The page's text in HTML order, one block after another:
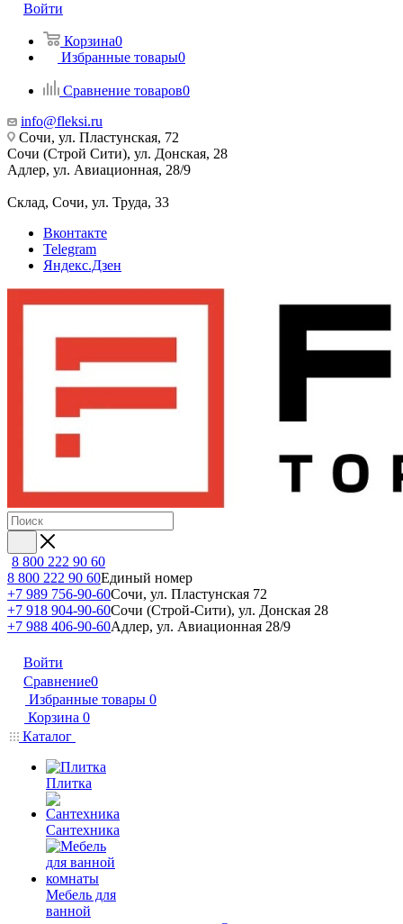
Войти
Корзина0
Избранные товары0
Сравнение товаров0
info@fleksi.ru
Сочи, ул. Пластунская, 72
Сочи (Строй Сити), ул. Донская, 28
Адлер, ул. Авиационная, 28/9
Склад, Сочи, ул. Труда, 33
Вконтакте
Telegram
Яндекс.Дзен
8 800 222 90 60
8 800 222 90 60Единый номер
+7 989 756-90-60Сочи, ул. Пластунская 72
+7 918 904-90-60Сочи (Строй-Сити), ул. Донская 28
+7 988 406-90-60Адлер, ул. Авиационная 28/9
Войти
Сравнение0
Избранные товары 0
Корзина 0
Каталог
Плитка
Сантехника
Мебель для
ванной